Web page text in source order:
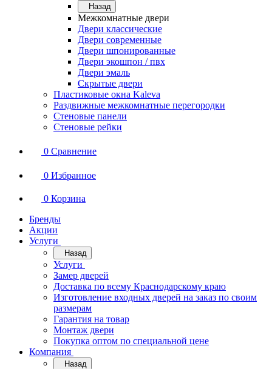
Назад
Межкомнатные двери
Двери классические
Двери современные
Двери шпонированные
Двери экошпон / пвх
Двери эмаль
Скрытые двери
Пластиковые окна Kaleva
Раздвижные межкомнатные перегородки
Стеновые панели
Стеновые рейки
0 Сравнение
0 Избранное
0 Корзина
Бренды
Акции
Услуги
Назад
Услуги
Замер дверей
Доставка по всему Краснодарскому краю
Изготовление входных дверей на заказ по своим
размерам
Гарантия на товар
Монтаж двери
Покупка оптом по специальной цене
Компания
Назад